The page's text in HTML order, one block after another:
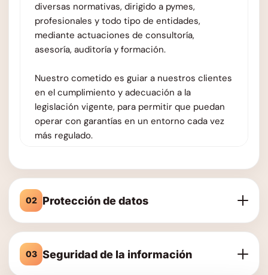
diversas normativas, dirigido a pymes,
profesionales y todo tipo de entidades,
mediante actuaciones de consultoría,
asesoría, auditoría y formación.
Nuestro cometido es guiar a nuestros clientes
en el cumplimiento y adecuación a la
legislación vigente, para permitir que puedan
operar con garantías en un entorno cada vez
más regulado.
02 Protección de datos
CONVERSIA informa a los usuarios que, de
conformidad con la normativa vigente y aplicable
03 Seguridad de la información